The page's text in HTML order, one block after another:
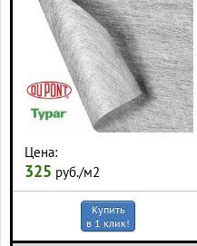
Цена:
325 руб./м2
Купить
в 1 клик!